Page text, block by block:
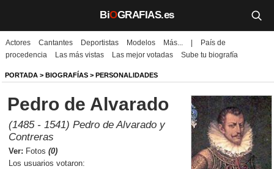
BiOGRAFIAS.es
Biografías
Películas
TV
Música
Un día como hoy
Actores Cantantes Deportistas Modelos Más...
País de
procedencia
Las más vistas Las mejor votadas Sube tu biografía
PORTADA > BIOGRAFÍAS > PERSONALIDADES
Pedro de Alvarado
(1485 - 1541) Pedro de Alvarado y
Contreras
Ver: Fotos (0)
Los usuarios votaron: